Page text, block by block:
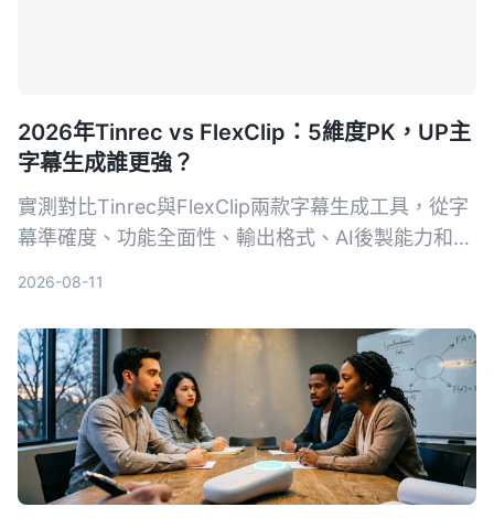
2026年Tinrec vs FlexClip：5維度PK，UP主
字幕生成誰更強？
實測對比Tinrec與FlexClip兩款字幕生成工具，從字
幕準確度、功能全面性、輸出格式、AI後製能力和跨
2026-08-11